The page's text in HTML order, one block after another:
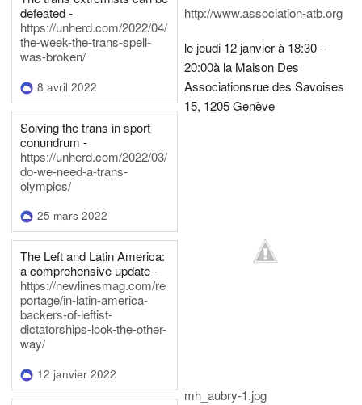
defeated -
https://unherd.com/2022/04/
the-week-the-trans-spell-
was-broken/
8 avril 2022
Solving the trans in sport
conundrum -
https://unherd.com/2022/03/
do-we-need-a-trans-
olympics/
25 mars 2022
The Left and Latin America:
a comprehensive update -
https://newlinesmag.com/re
portage/in-latin-america-
backers-of-leftist-
dictatorships-look-the-other-
way/
12 janvier 2022
http://www.association-atb.org
le jeudi 12 janvier à 18:30 –
20:00à la Maison Des
Associationsrue des Savoises
15, 1205 Genève
mh_aubry-1.jpg